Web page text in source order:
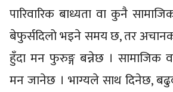
पारिवारिक बाध्यता वा कुनै
बेफुर्सदिलो भइने समय छ, तर
हुँदा मन फुरुङ्ग बन्नेछ । सामाजिक
मन जानेछ । भाग्यले साथ दिनेछ,